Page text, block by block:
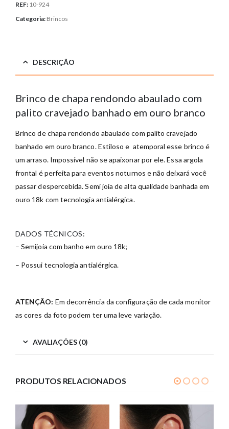
REF: 10-924
Categoria: Brincos
DESCRIÇÃO
Brinco de chapa rendondo abaulado com
palito cravejado banhado em ouro branco
Brinco de chapa rendondo abaulado com palito cravejado
banhado em ouro branco. Estiloso e atemporal esse brinco é
um arraso. Impossível não se apaixonar por ele. Essa argola
frontal é perfeita para eventos noturnos e não deixará você
passar despercebida. Semi joia de alta qualidade banhada em
ouro 18k com tecnologia antialérgica.
DADOS TÉCNICOS:
– Semijoia com banho em ouro 18k;
– Possui tecnologia antialérgica.
ATENÇÃO: Em decorrência da configuração de cada monitor
as cores da foto podem ter uma leve variação.
AVALIAÇÕES (0)
PRODUTOS RELACIONADOS